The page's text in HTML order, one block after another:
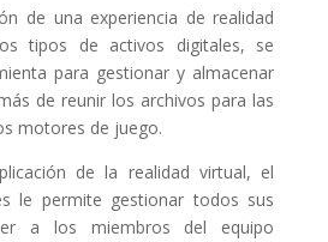
de una experiencia de realidad
tipos de activos digitales, se
para gestionar y almacenar
de reunir los archivos para las
motores de juego.
de la realidad virtual, el
le permite gestionar todos sus
a los miembros del equipo